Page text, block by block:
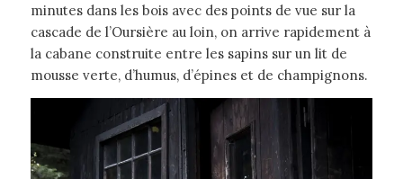
minutes dans les bois avec des points de vue sur la
cascade de l’Oursière au loin, on arrive rapidement à
la cabane construite entre les sapins sur un lit de
mousse verte, d’humus, d’épines et de champignons.